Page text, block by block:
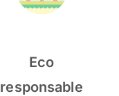
Eco
responsable